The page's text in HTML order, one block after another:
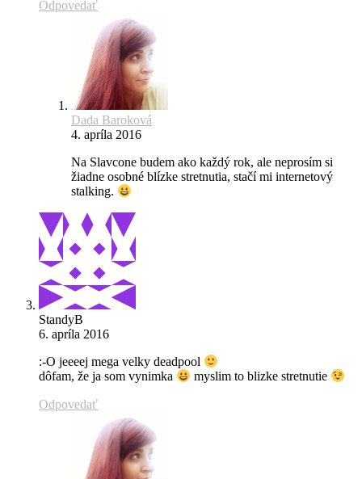
Odpovedať
Dada Baroková
4. apríla 2016
Na Slavcone budem ako každý rok, ale neprosím si
žiadne osobné blízke stretnutia, stačí mi internetový
stalking.
StandyB
6. apríla 2016
:-O jeeeej mega velky deadpool
dôfam, že ja som vynimka
myslim to blizke stretnutie
Odpovedať